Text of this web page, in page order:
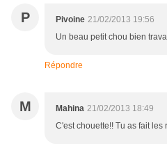
P Pivoine 21/02/2013 19:56
Un beau petit chou bien
Répondre
M Mahina 21/02/2013 18:49
C'est chouette!! Tu as fait